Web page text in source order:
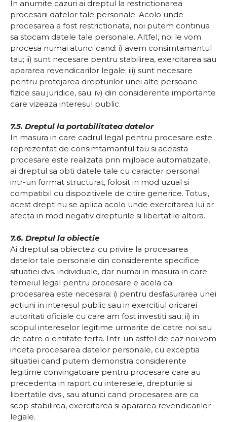
In anumite cazuri ai dreptul la restrictionarea
procesarii datelor tale personale. Acolo unde
procesarea a fost restrictionata, noi putem continua
sa stocam datele tale personale. Altfel, noi le vom
procesa numai atunci cand: i) avem consimtamantul
tau; ii) sunt necesare pentru stabilirea, exercitarea sau
apararea revendicarilor legale; iii) sunt necesare
pentru protejarea drepturilor unei alte persoane
fizice sau juridice, sau; iv) din considerente importante
care vizeaza interesul public.
7.5. Dreptul la portabilitatea datelor
In masura in care cadrul legal pentru procesare este
reprezentat de consimtamantul tau si aceasta
procesare este realizata prin mijloace automatizate,
ai dreptul sa obti datele tale cu caracter personal
intr-un format structurat, folosit in mod uzual si
compatibil cu dispozitivele de citire generice. Totusi,
acest drept nu se aplica acolo unde exercitarea lui ar
afecta in mod negativ drepturile si libertatile altora.
7.6. Dreptul la obiectie
Ai dreptul sa obiectezi cu privire la procesarea
datelor tale personale din considerente specifice
situatiei dvs. individuale, dar numai in masura in care
temeiul legal pentru procesare e acela ca
procesarea este necesara: i) pentru desfasurarea unei
actiuni in interesul public sau in exercitiul oricarei
autoritati oficiale cu care am fost investiti sau; ii) in
scopul intereselor legitime urmarite de catre noi sau
de catre o entitate terta. Intr-un astfel de caz noi vom
inceta procesarea datelor personale, cu exceptia
situatiei cand putem demonstra considerente
legitime convingatoare pentru procesare care au
precedenta in raport cu interesele, drepturile si
libertatile dvs., sau atunci cand procesarea are ca
scop stabilirea, exercitarea si apararea revendicarilor
legale.